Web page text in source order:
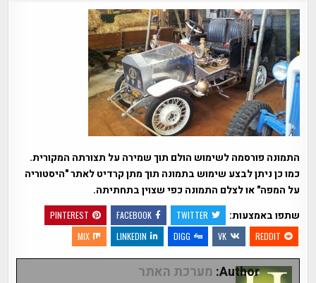
התמונה פורסמה לשימוש הולם תוך שמירה על תצורתה המקורית.
כמו כן ניתן לבצע שימוש בתמונה תוך מתן קרדיט לאתר "היסטוריה
על המפה" או לצלם התמונה כפי שצוין בתחתיתה.
שתפו באמצעות:
TWITTER
FACEBOOK
PINTEREST
REDDIT
VK
DIGG
LINKEDIN
MIX
Author: מערכת האתר